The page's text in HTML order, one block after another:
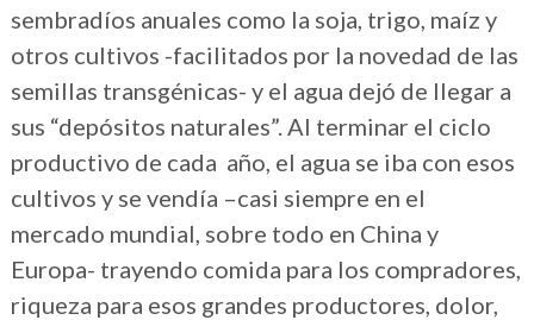
sembradíos anuales como la soja, trigo, maíz y
otros cultivos -facilitados por la novedad de las
semillas transgénicas- y el agua dejó de llegar a
sus “depósitos naturales”. Al terminar el ciclo
productivo de cada año, el agua se iba con esos
cultivos y se vendía –casi siempre en el
mercado mundial, sobre todo en China y
Europa- trayendo comida para los compradores,
riqueza para esos grandes productores, dolor,